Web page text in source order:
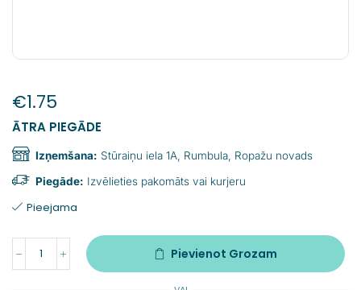
€1.75
ĀTRA PIEGĀDE
Izņemšana: Stūraiņu iela 1A, Rumbula, Ropažu novads
Piegāde: Izvēlieties pakomāts vai kurjeru
Pieejama
Pievienot Grozam